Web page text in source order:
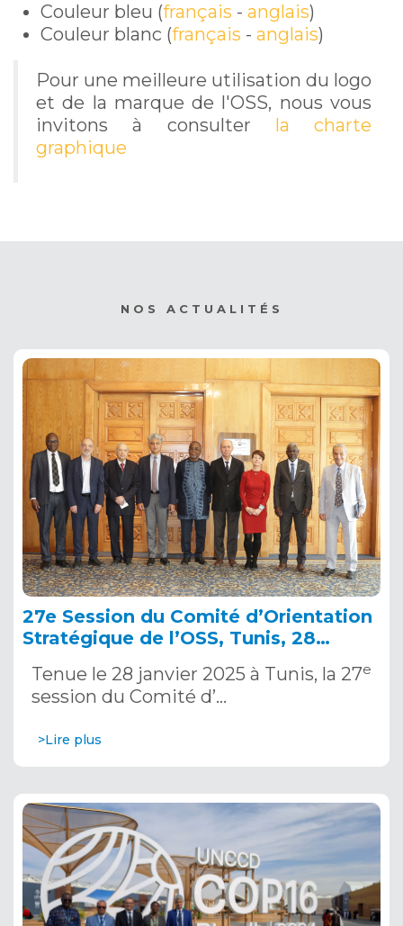
Couleur bleu (français - anglais)
Couleur blanc (français - anglais)
Pour une meilleure utilisation du logo
et de la marque de l'OSS, nous vous
invitons à consulter la charte
graphique
NOS ACTUALITÉS
27e Session du Comité d’Orientation
Stratégique de l’OSS, Tunis, 28
Tenue le 28 janvier 2025 à Tunis, la 27e
session du Comité d’…
>Lire plus